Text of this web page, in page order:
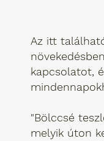
Az itt
kapcsolatot,
"Bölccsé
melyik úton